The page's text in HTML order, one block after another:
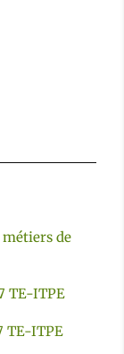
métiers de
TE-ITPE
TE-ITPE